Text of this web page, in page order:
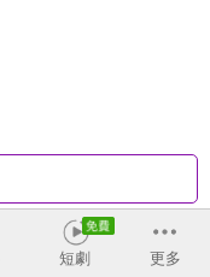
正序
短劇 更多